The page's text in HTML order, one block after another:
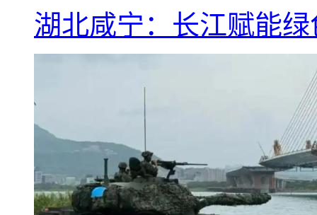
湖北咸宁：长江赋能